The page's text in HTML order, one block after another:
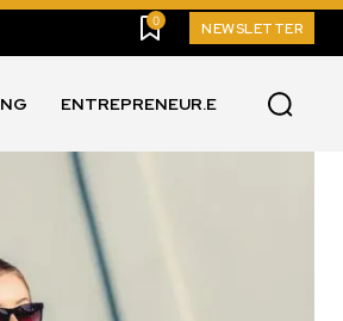
0 NEWSLETTER
ENTREPRENEUR.E